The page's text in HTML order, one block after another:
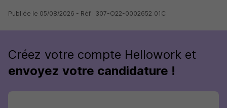
Publiée le 05/08/2026 - Réf : 307-O22-0002652_01C
Créez votre compte Hellowork et
envoyez votre candidature !